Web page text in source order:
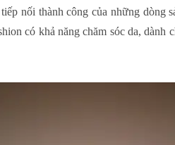
nối thành công của những dòng
có khả năng chăm sóc da, dành